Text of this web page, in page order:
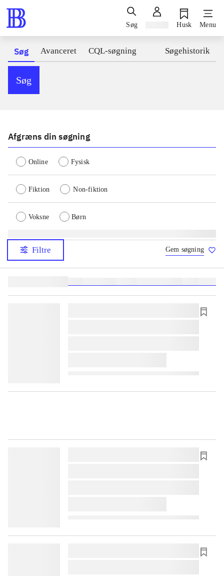
Søg Husk Menu
Søg Avanceret CQL-søgning Søgehistorik
Søg
Afgræns din søgning
Online Fysisk
Fiktion Non-fiktion
Voksne Børn
Filtre Gem søgning
lorem ipsum dolor sit amet ...
lorem ipsum dolor sit amet ...
lorem ipsum dolor sit amet ...